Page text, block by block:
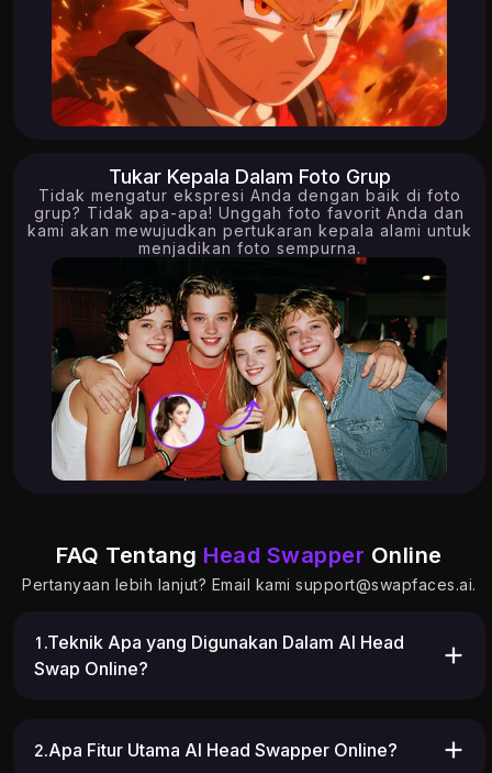
Tukar Kepala Dalam Foto Grup
Tidak mengatur ekspresi Anda dengan baik di foto
grup? Tidak apa-apa! Unggah foto favorit Anda dan
kami akan mewujudkan pertukaran kepala alami untuk
menjadikan foto sempurna.
FAQ Tentang Head Swapper Online
Pertanyaan lebih lanjut? Email kamisupport@swapfaces.ai.
1.Teknik Apa yang Digunakan Dalam AI Head
Swap Online?
2.Apa Fitur Utama AI Head Swapper Online?